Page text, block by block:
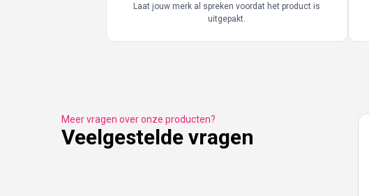
Laat jouw merk al spreken voordat het product is
uitgepakt.
Meer vragen over onze producten?
Veelgestelde vragen